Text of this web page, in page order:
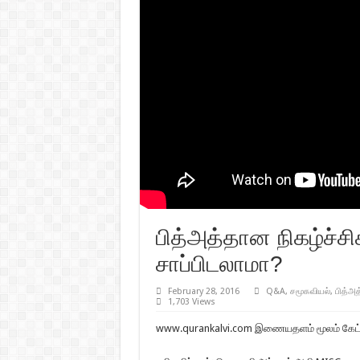
பித்அத்தான
சாப்பிடலாமா?
February 28, 2016 Q&A, சமூகவியல்,
1,703 Views
www.qurankalvi.com இணையதளம் மூலம்